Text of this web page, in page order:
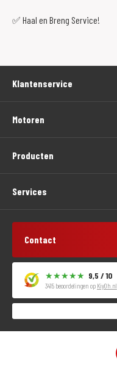
✅ Haal en Breng Service!
Klantenservice
Motoren
Producten
Services
Contact
9,5 / 10
3415 beoordelingen op KiyOh.nl